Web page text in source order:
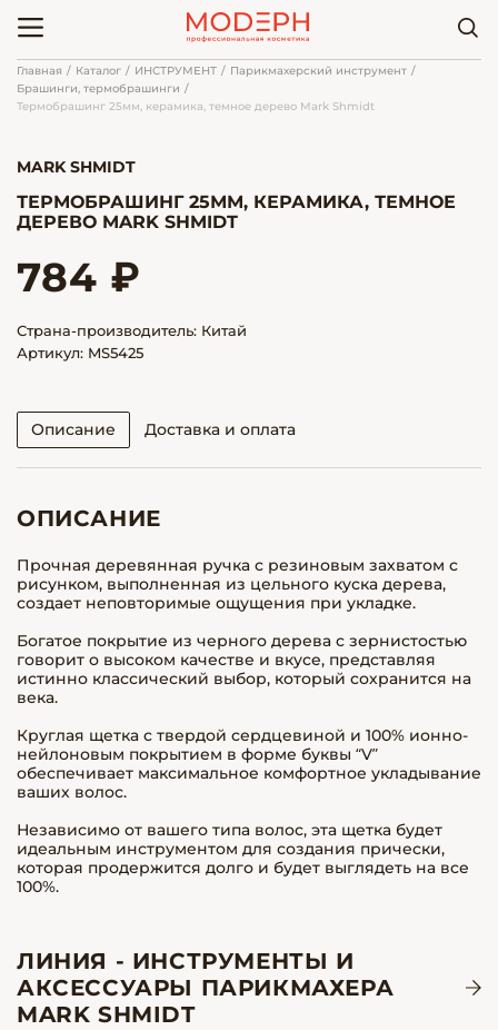
Главная Каталог ИНСТРУМЕНТ
Парикмахерский инструмент
Брашинги, термобрашинги
Термобрашинг 25мм, керамика, темное дерево Mark Shmidt
MARK SHMIDT
ТЕРМОБРАШИНГ 25ММ, КЕРАМИКА, ТЕМНОЕ
ДЕРЕВО MARK SHMIDT
784 ₽
Страна-производитель: Китай
Артикул: MS5425
Описание Доставка и оплата
ОПИСАНИЕ
Прочная деревянная ручка с резиновым захватом с
рисунком, выполненная из цельного куска дерева,
создает неповторимые ощущения при укладке.
Богатое покрытие из черного дерева с зернистостью
говорит о высоком качестве и вкусе, представляя
истинно классический выбор, который сохранится на
века.
Круглая щетка с твердой сердцевиной и 100% ионно-
нейлоновым покрытием в форме буквы “V”
обеспечивает максимальное комфортное укладывание
ваших волос.
Независимо от вашего типа волос, эта щетка будет
идеальным инструментом для создания прически,
которая продержится долго и будет выглядеть на все
100%.
ЛИНИЯ - ИНСТРУМЕНТЫ И
АКСЕССУАРЫ ПАРИКМАХЕРА
MARK SHMIDT